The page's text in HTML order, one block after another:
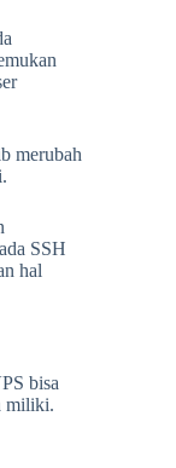
merubah
SSH
hal
bisa
miliki.